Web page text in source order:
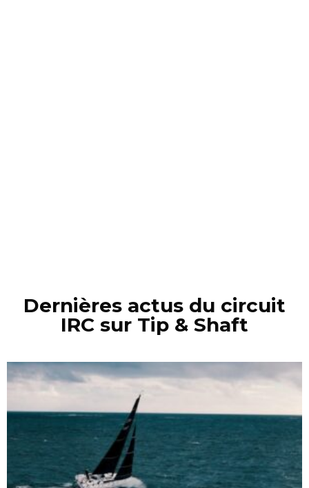
Dernières actus du circuit
IRC sur Tip & Shaft